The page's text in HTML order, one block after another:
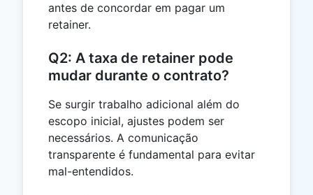
antes de concordar em pagar um
retainer.
Q2: A taxa de retainer pode
mudar durante o contrato?
Se surgir trabalho adicional além do
escopo inicial, ajustes podem ser
necessários. A comunicação
transparente é fundamental para evitar
mal-entendidos.